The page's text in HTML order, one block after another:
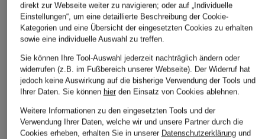
Ray-Ban
Sonnenbrille RB9552S
CHF 109
Ray-Ban
Sonnenbrille RB2205
CHF 272
RALPH
Sonnenbrille
direkt zur Webseite weiter zu navigieren; oder auf „Individuelle
Einstellungen“, um eine detaillierte Beschreibung der Cookie-
Kategorien und eine Übersicht der eingesetzten Cookies zu erhalten
sowie eine individuelle Auswahl zu treffen.
Sie können Ihre Tool-Auswahl jederzeit nachträglich ändern oder
widerrufen (z.B. im Fußbereich unserer Webseite). Der Widerruf hat
jedoch keine Auswirkung auf die bisherige Verwendung der Tools und
Ihrer Daten. Sie können hierden Einsatz von Cookies ablehnen.
Weitere Informationen zu den eingesetzten Tools und der
Verwendung Ihrer Daten, welche wir und unsere Partner durch die
Cookies erheben, erhalten Sie in unserer Datenschutzerklärungund